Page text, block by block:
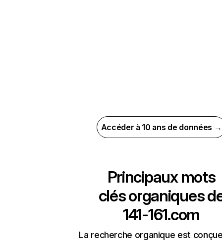
Accéder à 10 ans de données →
Principaux mots
clés organiques
141-161.com
La recherche organique est